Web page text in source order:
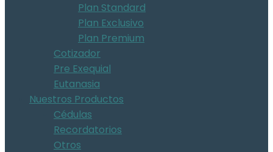
Plan Standard
Plan Exclusivo
Plan Premium
Cotizador
Pre Exequial
Eutanasia
Nuestros Productos
Cédulas
Recordatorios
Otros